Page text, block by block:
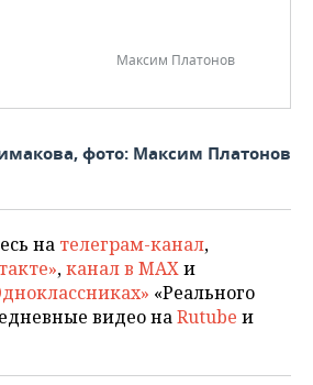
Максим Платонов
фото: Максим Платонов
на телеграм-канал,
,канал в MAXи
«Реального
видео наRutube и